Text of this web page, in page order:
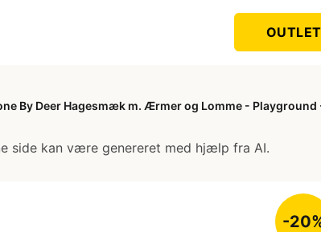
OUTLET
By Deer Hagesmæk m. Ærmer og Lomme - Playground
side kan være genereret med hjælp fra AI.
-